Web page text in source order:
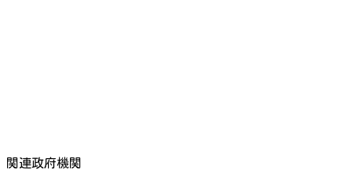
関連政府機関